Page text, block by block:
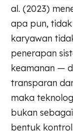
al. (2023)
apa pun,
karyawan
penerapan
keamanan —
transparan
maka
bukan
bentuk